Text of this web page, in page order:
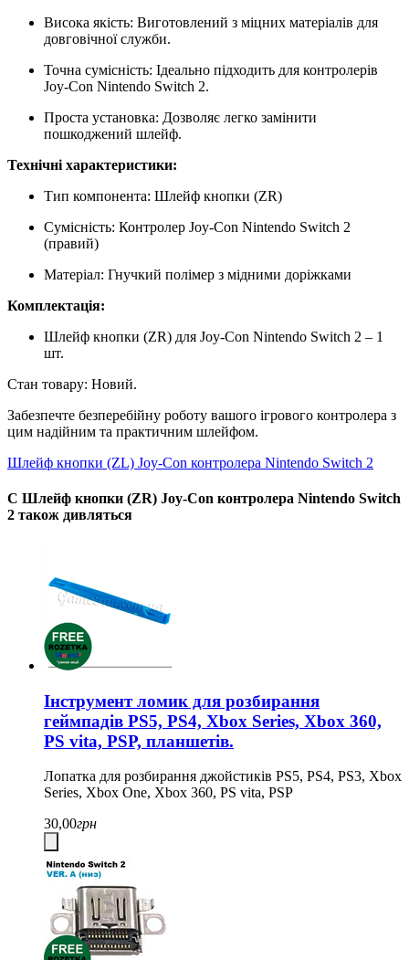
Висока якість: Виготовлений з міцних матеріалів для
довговічної служби.
Точна сумісність: Ідеально підходить для контролерів
Joy-Con Nintendo Switch 2.
Проста установка: Дозволяє легко замінити
пошкоджений шлейф.
Технічні характеристики:
Тип компонента: Шлейф кнопки (ZR)
Сумісність: Контролер Joy-Con Nintendo Switch 2
(правий)
Матеріал: Гнучкий полімер з мідними доріжками
Комплектація:
Шлейф кнопки (ZR) для Joy-Con Nintendo Switch 2 – 1
шт.
Стан товару: Новий.
Забезпечте безперебійну роботу вашого ігрового контролера з
цим надійним та практичним шлейфом.
Шлейф кнопки (ZL) Joy-Con контролера Nintendo Switch 2
С Шлейф кнопки (ZR) Joy-Con контролера Nintendo Switch
2 також дивляться
Інструмент ломик для розбирання
геймпадів PS5, PS4, Xbox Series, Xbox 360,
PS vita, PSP, планшетів.
Лопатка для розбирання джойстиків PS5, PS4, PS3, Xbox
Series, Xbox One, Xbox 360, PS vita, PSP
30,00грн